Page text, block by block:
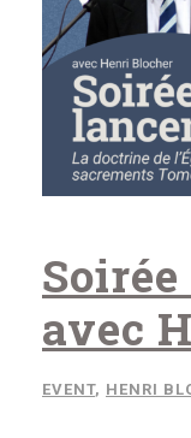
avec
EVENT, HENRI